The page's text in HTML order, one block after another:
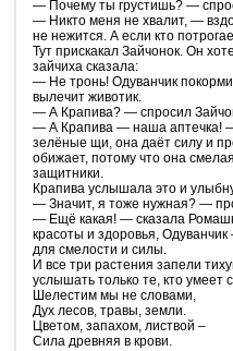
— Почему ты грустишь? —
— Никто меня не хвалит, —
не нежится. А если кто
Тут прискакал Зайчонок. Он
зайчиха сказала:
— Не тронь! Одуванчик
вылечит животик.
— А Крапива? — спросил
— А Крапива — наша аптечка!
зелёные щи, она даёт силу и
обижает, потому что она
защитники.
Крапива услышала это и
— Значит, я тоже нужная? —
— Ещё какая! — сказала
красоты и здоровья,
для смелости и силы.
И все три растения запели
услышать только те, кто умеет
Шелестим мы не словами,
Дух лесов, травы, земли.
Цветом, запахом, листвой –
Сила древняя в крови.